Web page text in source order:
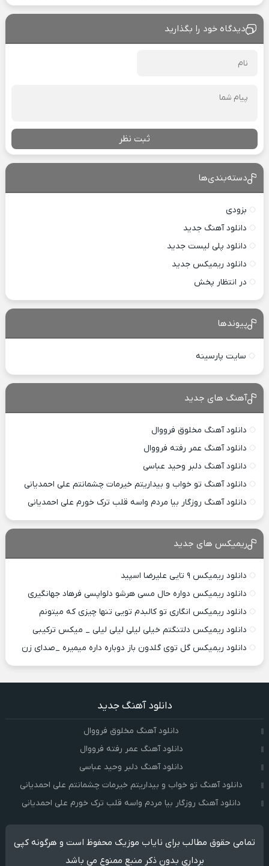
دیدگاه خود را بگذارید
ثبت نظر
دسته‌بندی‌ها
بزودی
دانلود آهنگ جدید
دانلود پلی لیست جدید
دانلود ریمیکس جدید
در انتظار پخش
پیوندها
سایت پارسینه
آهنگ های جدید
دانلود آهنگ مخلوق فرووال
دانلود آهنگ عمر رفته فرووال
دانلود آهنگ دلبر وحید عباسی
دانلود آهنگ تو خواب و بیداریتم خیرمات چشمانتم علی احمدیانی
دانلود آهنگ روزگار بیا مردم واسه قلب ترک خورم علی احمدیانی
ریمیکس های جدید
دانلود ریمیکس ۹ تایی علیرضا اسپید
دانلود ریمیکس دواره حال مسی هرشو دلواپسی فرهاد جهانگیری
دانلود ریمیکس انگاری تو کالبدم تویی تنها چیزی که میتونم
دانلود ریمیکس دلتنگتم خیلی لیلی لیلی لیلی _ میکس ترکیبی
دانلود ریمیکس گل توی گلدون باز دوباره داره میمیره _صدای زن
دانلود آهنگ جدید
دانلود آهنگ مخلوق فرووال
دانلود آهنگ عمر رفته فرووال
دانلود آهنگ دلبر وحید عباسی
دانلود آهنگ تو خواب و بیداریتم خیرمات چشمانتم علی احمدیانی
دانلود آهنگ روزگار بیا مردم واسه قلب ترک خورم علی احمدیانی
تمامی حقوق مطالب برای نایاب موزیک محفوظ است و هرگونه کپی
برداری بدون ذکر منبع ممنوع می باشد